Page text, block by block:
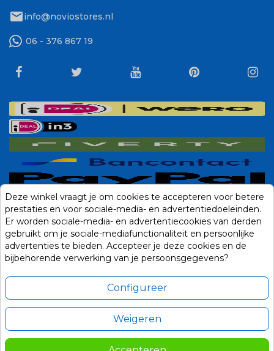
mailinfo@noviostores.nl
06 - 376 867 19
Deze winkel vraagt je om cookies te accepteren voor betere
prestaties en voor sociale-media- en advertentiedoeleinden.
Er worden sociale-media- en advertentiecookies van derden
gebruikt om je sociale-mediafunctionaliteit en persoonlijke
advertenties te bieden. Accepteer je deze cookies en de
bijbehorende verwerking van je persoonsgegevens?
Configureer
Weigeren